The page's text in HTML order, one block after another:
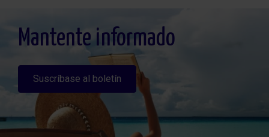
detallada sobre protección de datosAquí
Mantente informado
Suscríbase al boletín